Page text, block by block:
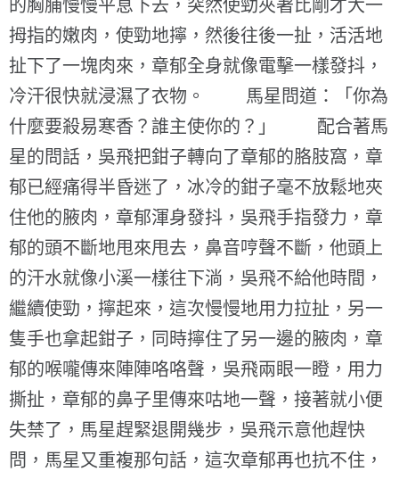
的胸脯慢慢平息下去，突然使勁夾著比剛才大一
拇指的嫩肉，使勁地擰，然後往後一扯，活活地
扯下了一塊肉來，章郁全身就像電擊一樣發抖，
冷汗很快就浸濕了衣物。 馬星問道：「你為
什麼要殺易寒香？誰主使你的？」 配合著馬
星的問話，吳飛把鉗子轉向了章郁的胳肢窩，章
郁已經痛得半昏迷了，冰冷的鉗子毫不放鬆地夾
住他的腋肉，章郁渾身發抖，吳飛手指發力，章
郁的頭不斷地甩來甩去，鼻音哼聲不斷，他頭上
的汗水就像小溪一樣往下淌，吳飛不給他時間，
繼續使勁，擰起來，這次慢慢地用力拉扯，另一
隻手也拿起鉗子，同時擰住了另一邊的腋肉，章
郁的喉嚨傳來陣陣咯咯聲，吳飛兩眼一瞪，用力
撕扯，章郁的鼻子里傳來咕地一聲，接著就小便
失禁了，馬星趕緊退開幾步，吳飛示意他趕快
問，馬星又重複那句話，這次章郁再也抗不住，